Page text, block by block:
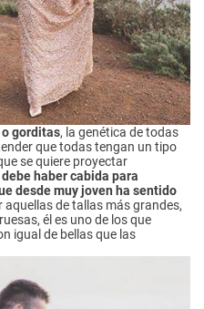
gorditas, la genética de todas
que todas tengan un tipo
se quiere proyectar
haber cabida para
desde muy joven ha sentido
aquellas de tallas más grandes,
él es uno de los que
igual de bellas que las